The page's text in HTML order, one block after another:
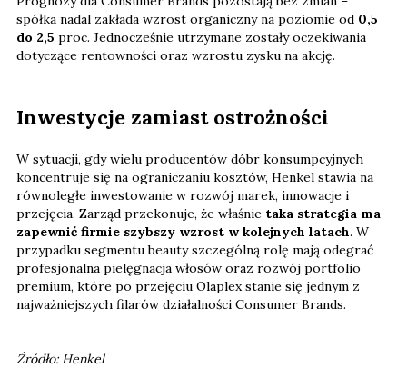
spółka nadal zakłada wzrost organiczny na poziomie od 0,5
do 2,5 proc. Jednocześnie utrzymane zostały oczekiwania
dotyczące rentowności oraz wzrostu zysku na akcję.
Inwestycje zamiast ostrożności
W sytuacji, gdy wielu producentów dóbr konsumpcyjnych
koncentruje się na ograniczaniu kosztów, Henkel stawia na
równoległe inwestowanie w rozwój marek, innowacje i
przejęcia. Zarząd przekonuje, że właśnie taka strategia ma
zapewnić firmie szybszy wzrost w kolejnych latach. W
przypadku segmentu beauty szczególną rolę mają odegrać
profesjonalna pielęgnacja włosów oraz rozwój portfolio
premium, które po przejęciu Olaplex stanie się jednym z
najważniejszych filarów działalności Consumer Brands.
Źródło: Henkel